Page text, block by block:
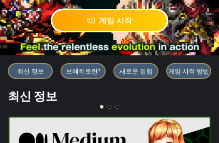
게임 시작
블록체인 게임 「BRAVE
최신 정보 브레히로란? 새로운 경험 게임 시작 방법
최신 정보